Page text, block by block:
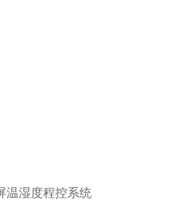
温湿度程控系统